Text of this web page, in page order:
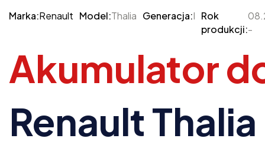
Marka:Renault Model:Thalia Generacja:I Rok
produkcji:-
Akumulator
Renault Thalia